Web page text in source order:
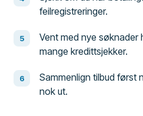
feilregistreringer.
Vent med nye søknader
mange kredittsjekker.
Sammenlign tilbud først
nok ut.